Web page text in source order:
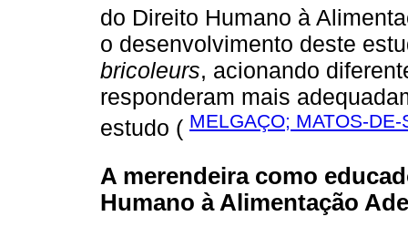
do Direito Humano à
o desenvolvimento deste
bricoleurs, acionando
responderam mais
estudo ( MELGAÇO; MATOS-
A merendeira como
Humano à Alimentação